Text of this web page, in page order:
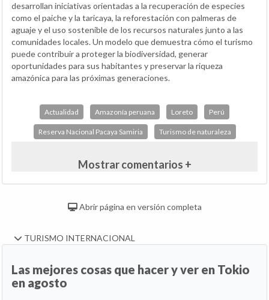
desarrollan iniciativas orientadas a la recuperación de especies
como el paiche y la taricaya, la reforestación con palmeras de
aguaje y el uso sostenible de los recursos naturales junto a las
comunidades locales. Un modelo que demuestra cómo el turismo
puede contribuir a proteger la biodiversidad, generar
oportunidades para sus habitantes y preservar la riqueza
amazónica para las próximas generaciones.
Actualidad Amazonía peruana Loreto Perú
Reserva Nacional Pacaya Samiria Turismo de naturaleza
Mostrar comentarios +
Abrir página en versión completa
TURISMO INTERNACIONAL
Las mejores cosas que hacer y ver en Tokio
en agosto